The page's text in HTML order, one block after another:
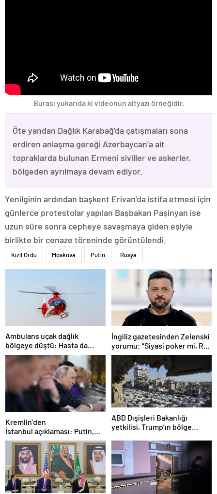
Burası yukarıda ki videonun altyazı örneğidir.
Öte yandan Dağlık Karabağ’da çatışmaları sona
erdiren anlaşma gereği Azerbaycan’a ait
topraklarda bulunan Ermeni siviller ve askerler,
bölgeden ayrılmaya devam ediyor.
Yenilginin ardından başkent Erivan’da istifa etmesi için
günlerce protestolar yapılan Başbakan Paşinyan ise
uzun süre sonra cepheye savaşmaya giden eşiyle
birlikte bir cenaze töreninde görüntülendi.
Kızıl Ordu Moskova Putin Rusya
Ambulans uçak dağlık
bölgeye düştü: Hasta da
doktor da öldü
İngiliz gazetesinden Zelenski
yorumu: “Siyasi poker mi, Rus
ruleti mi?”
Kremlin’den
İstanbul açıklaması: Putin,
zirveye katılacak mı?
ABD Dışişleri Bakanlığı
yetkilisi, Trump’ın bölge
ateşkesin gündemde
olacağını söyledi